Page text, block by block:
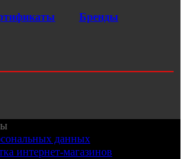
Бренды
данных
интернет-магазинов